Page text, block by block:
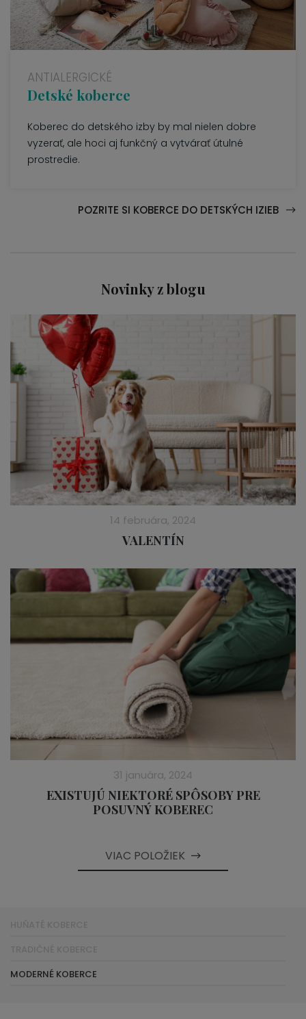
ANTIALERGICKÉ
Detské koberce
Koberec do detského izby by mal nielen dobre
vyzerať, ale hoci aj funkčný a vytvárať útulné
prostredie.
POZRITE SI KOBERCE DO DETSKÝCH IZIEB
Novinky z blogu
14 februára, 2024
VALENTÍN
31 januára, 2024
EXISTUJÚ NIEKTORÉ SPÔSOBY PRE
POSUVNÝ KOBEREC
VIAC POLOŽIEK
MODERNÉ KOBERCE